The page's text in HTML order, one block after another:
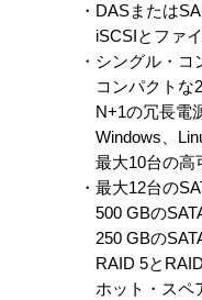
・DASまたは
iSCSIとファ
・シングル・
コンパクトな
N+1の冗長電
Windows、
最大10台の高
・最大12台の
500 GBの
250 GBの
RAID 5と
ホット・スペ